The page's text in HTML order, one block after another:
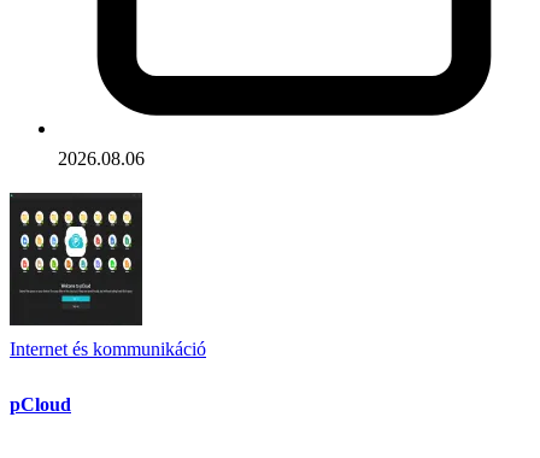
2026.08.06
Internet és kommunikáció
pCloud